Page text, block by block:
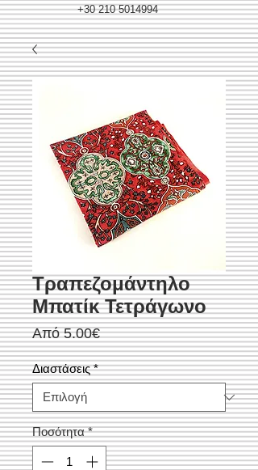
+30 210 5014994
Τραπεζομάντηλο
Μπατίκ Τετράγωνο
Από5.00€Τιμή
Έκπτωσης
Διαστάσεις *
Ποσότητα *